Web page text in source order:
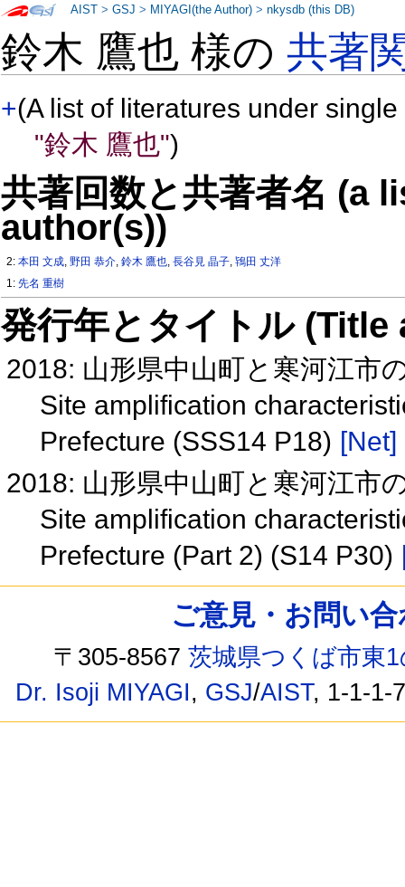
鈴木 鷹也 様の共著
+(A list of literatures under
"鈴木 鷹也")
共著回数と共著者名 (a
author(s))
2:本田 文成,野田 恭介,鈴木 鷹也,長谷見 晶子,鴇田 丈洋
1:先名 重樹
発行年とタイトル
2018: 山形県中山町と寒河江市
Site amplification
Prefecture (SSS14 P18) [Net]
2018: 山形県中山町と寒河江市
Site amplification
Prefecture (Part 2) (S14 P30)
AIST >GSJ > MIYAGI(the Author) >nkysdb (this DB)
ご意見・お問い
〒305-8567茨城県つくば市東
Dr. Isoji MIYAGI, GSJ/AIST, 1-1-1-